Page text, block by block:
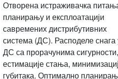
Отворена истраживачка
планирању и експлоатацији
савремених дистрибутивних
система (ДС). Расподеле снага
ДС са прорачунима сигурности,
естимације стања,
губитака. Оптимално